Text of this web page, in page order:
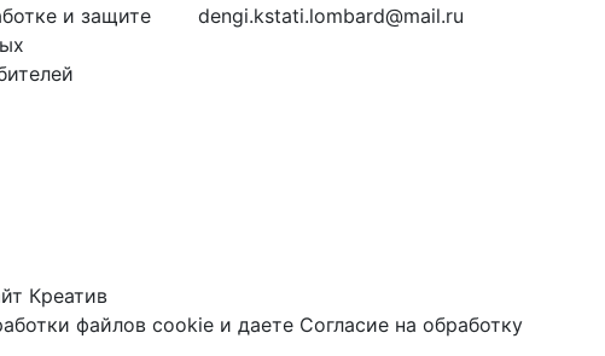
и защите
dengi.kstati.lombard@mail.ru
Креатив
файлов cookie и даете Согласие на обработку